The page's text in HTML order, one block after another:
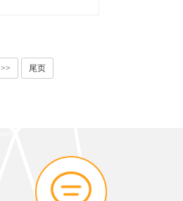
>> 尾页